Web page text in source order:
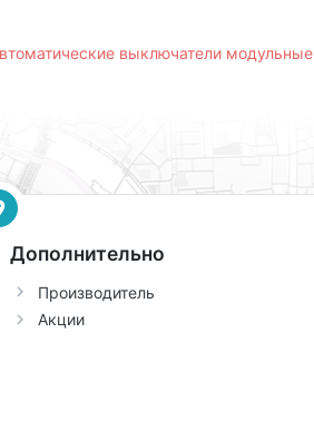
выключатели модульные
Дополнительно
Производитель
Акции